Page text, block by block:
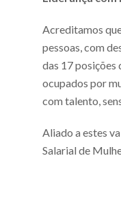
Acreditamos
pessoas, com
das 17 posições
ocupados por
com talento,
Aliado a estes
Salarial de